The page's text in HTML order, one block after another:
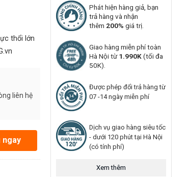
Phát hiện hàng giả, bạn
trả hàng và nhận
thêm 200% giá trị.
Giao hàng miễn phí toàn
Hà Nội từ1.990K(tối đa
50K).
Được phép đổi trả hàng từ
07 -14 ngày miễn phí
Dịch vụ giao hàng siêu tốc
- dưới 120 phút tại Hà Nội
(có tính phí)
Xem thêm
thổi lớn
liên hệ
ngay